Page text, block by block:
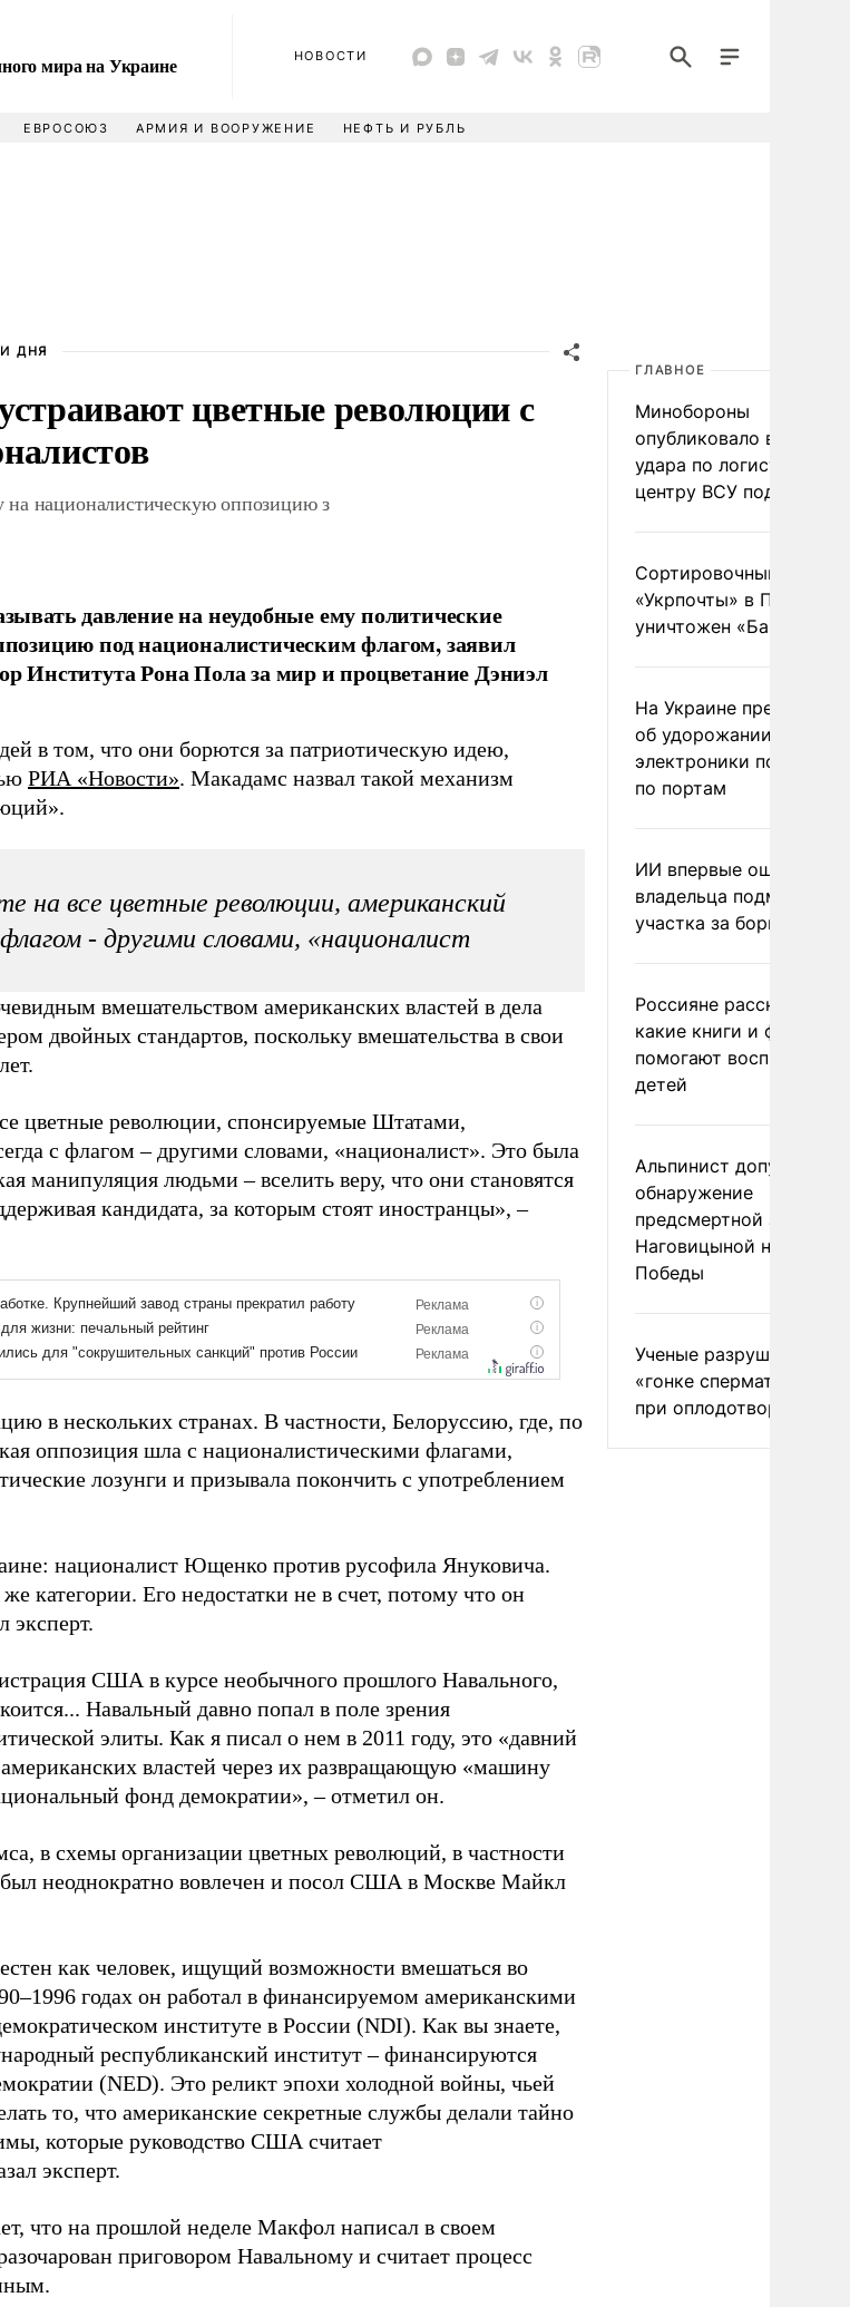
мира на Украине НОВОСТИ
ЕВРОСОЮЗ АРМИЯ И ВООРУЖЕНИЕ НЕФТЬ И РУБЛЬ
ДНЯ
цветные революции с
националистическую оппозицию з
давление на неудобные ему политические
под националистическим флагом, заявил
Института Рона Пола за мир и процветание Дэниэл
в том, что они борются за патриотическую идею,
РИА «Новости». Макадамс назвал такой механизм
на все цветные революции, американский
- другими словами, «националист
вмешательством американских властей в дела
двойных стандартов, поскольку вмешательства в свои
цветные революции, спонсируемые Штатами,
с флагом – другими словами, «националист». Это была
манипуляция людьми – вселить веру, что они становятся
кандидата, за которым стоят иностранцы», –
в нескольких странах. В частности, Белоруссию, где, по
оппозиция шла с националистическими флагами,
лозунги и призывала покончить с употреблением
националист Ющенко против русофила Януковича.
категории. Его недостатки не в счет, потому что он
эксперт.
США в курсе необычного прошлого Навального,
Навальный давно попал в поле зрения
элиты. Как я писал о нем в 2011 году, это «давний
властей через их развращающую «машину
фонд демократии», – отметил он.
в схемы организации цветных революций, в частности
неоднократно вовлечен и посол США в Москве Майкл
как человек, ищущий возможности вмешаться во
годах он работал в финансируемом американскими
институте в России (NDI). Как вы знаете,
республиканский институт – финансируются
(NED). Это реликт эпохи холодной войны, чьей
то, что американские секретные службы делали тайно
которые руководство США считает
эксперт.
что на прошлой неделе Макфол написал в своем
приговором Навальному и считает процесс
ГЛАВНОЕ
Минобороны
опубликовало видео
удара по
центру ВСУ под Киевом
Сортировочный пункт
«Укрпочты» в
уничтожен
На Украине
об удорожании
электроники после
по портам
ИИ впервые
владельца
участка за борщевик
Россияне рассказали,
какие книги и фильмы
помогают воспитывать
детей
Альпинист допустил
обнаружение
предсмертной записки
Наговицыной на пике
Победы
Ученые разрушили миф
«гонке
при оплодотворении